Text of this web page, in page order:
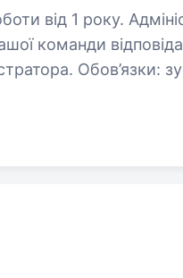
пансіонату, м.
зустріч та консультування